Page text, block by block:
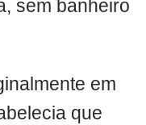
sem banheiro
em
que